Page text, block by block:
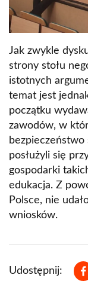
Jak zwykle
strony stołu
istotnych
temat jest
początku
zawodów, w
bezpieczeństwo
posłużyli się
gospodarki
edukacja. Z
Polsce, nie
wniosków.
Udostępnij: